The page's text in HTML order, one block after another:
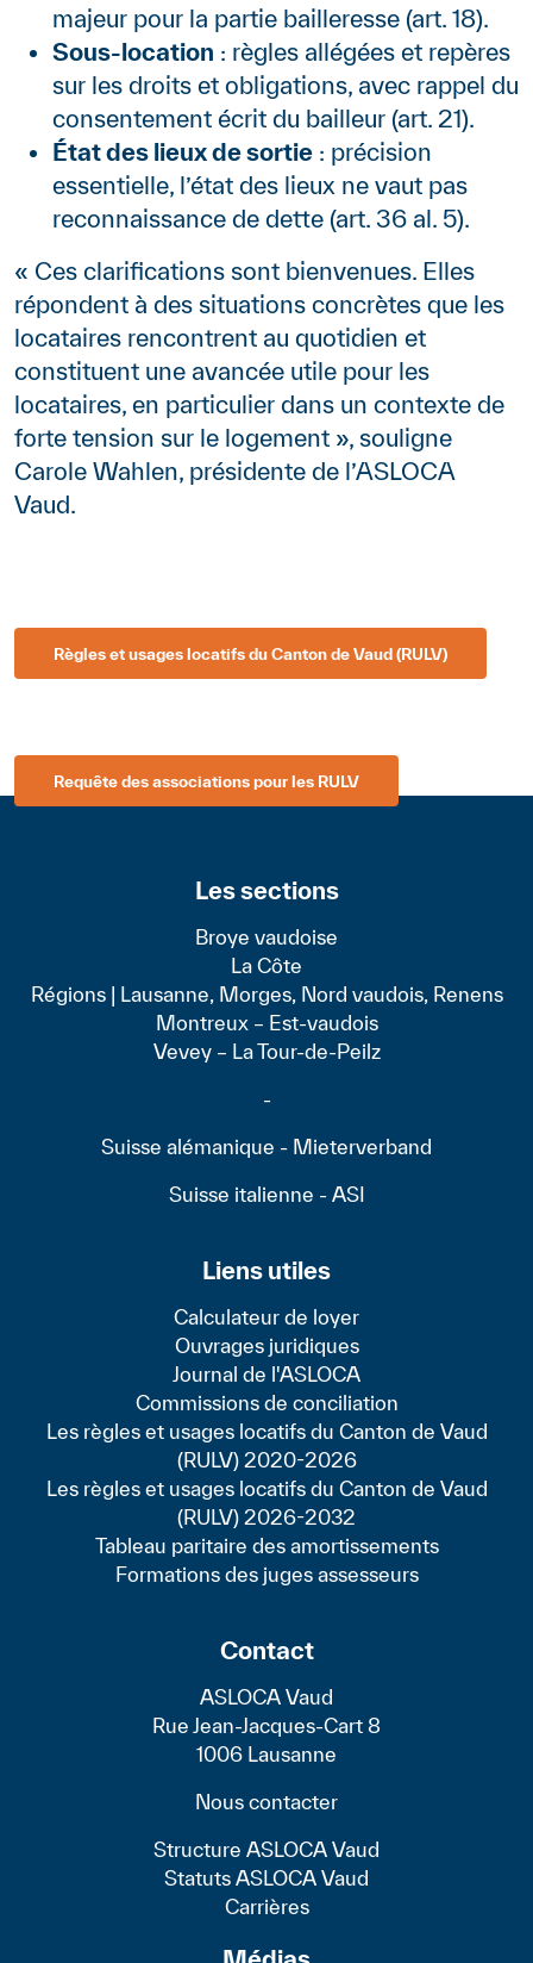
majeur pour la partie bailleresse (art. 18).
Sous-location : règles allégées et repères
sur les droits et obligations, avec rappel du
consentement écrit du bailleur (art. 21).
État des lieux de sortie : précision
essentielle, l’état des lieux ne vaut pas
reconnaissance de dette (art. 36 al. 5).
« Ces clarifications sont bienvenues. Elles
répondent à des situations concrètes que les
locataires rencontrent au quotidien et
constituent une avancée utile pour les
locataires, en particulier dans un contexte de
forte tension sur le logement », souligne
Carole Wahlen, présidente de l’ASLOCA
Vaud.
LienRègles et usages locatifs du Canton de Vaud (RULV)
LienRequête des associations pour les RULV
Les sections
Broye vaudoise
La Côte
Régions | Lausanne, Morges, Nord vaudois, Renens
Montreux – Est-vaudois
Vevey – La Tour-de-Peilz
-
Suisse alémanique - Mieterverband
Suisse italienne - ASI
Liens utiles
Calculateur de loyer
Ouvrages juridiques
Journal de l'ASLOCA
Commissions de conciliation
Les règles et usages locatifs du Canton de Vaud
(RULV) 2020-2026
Les règles et usages locatifs du Canton de Vaud
(RULV) 2026-2032
Tableau paritaire des amortissements
Formations des juges assesseurs
Contact
ASLOCA Vaud
Rue Jean-Jacques-Cart 8
1006 Lausanne
Nous contacter
Structure ASLOCA Vaud
Statuts ASLOCA Vaud
Carrières